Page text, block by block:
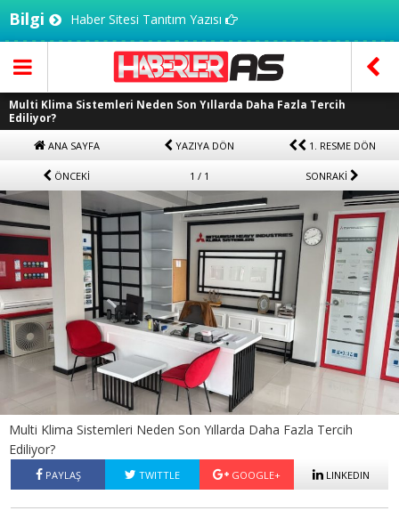
Bilgi Haber Sitesi Tanıtım Yazısı
Multi Klima Sistemleri Neden Son Yıllarda Daha Fazla Tercih
Ediliyor?
ANA SAYFA YAZIYA DÖN 1. RESME DÖN
ÖNCEKİ 1 / 1 SONRAKİ
Multi Klima Sistemleri Neden Son Yıllarda Daha Fazla Tercih
Ediliyor?
PAYLAŞ TWITTLE GOOGLE+ LINKEDIN